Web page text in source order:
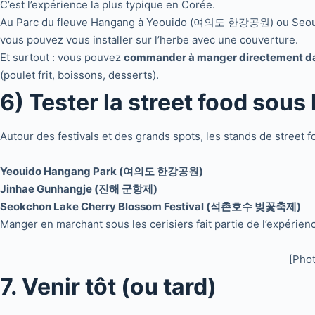
C’est l’expérience la plus typique en Corée.
Au Parc du fleuve Hangang à Yeouido (여의도 한강공원) ou
vous pouvez vous installer sur l’herbe avec une couverture.
Et surtout : vous pouvez commander à manger directement
(poulet frit, boissons, desserts).
6) Tester la street food
Autour des festivals et des grands spots, les stands de street
Yeouido Hangang Park (여의도 한강공원)
Jinhae Gunhangje (진해 군항제)
Seokchon Lake Cherry Blossom Festival (석촌호수 벚꽃축제)
Manger en marchant sous les cerisiers fait partie de
7. Venir tôt (ou tard)